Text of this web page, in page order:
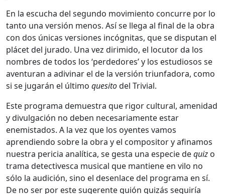
En la escucha del segundo movimiento concurre por lo
tanto una versión menos. Así se llega al final de la obra
con dos únicas versiones incógnitas, que se disputan el
plácet del jurado. Una vez dirimido, el locutor da los
nombres de todos los ‘perdedores’ y los estudiosos se
aventuran a adivinar el de la versión triunfadora, como
si se jugarán el último quesitodel Trivial.
Este programa demuestra que rigor cultural, amenidad
y divulgación no deben necesariamente estar
enemistados. A la vez que los oyentes vamos
aprendiendo sobre la obra y el compositor y afinamos
nuestra pericia analítica, se gesta una especie dequiz o
trama detectivesca musical que mantiene en vilo no
sólo la audición, sino el desenlace del programa en sí.
De no ser por este sugerente guión quizás seguiría